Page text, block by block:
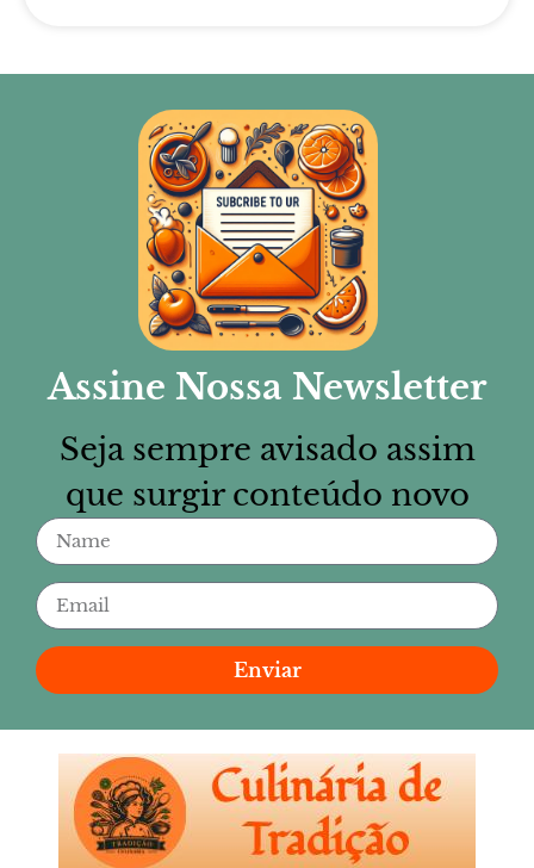
Assine Nossa Newsletter
Seja sempre avisado assim
que surgir conteúdo novo
Enviar